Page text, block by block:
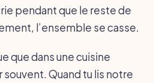
pendant que le reste de
l’ensemble se casse.
que dans une cuisine
Quand tu lis notre